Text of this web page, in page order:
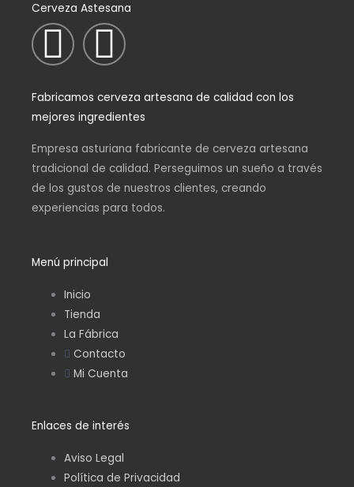
Cerveza Astesana
I
n
s
t
a
r
a
m
F
a
c
e
b
o
k
Fabricamos cerveza artesana de calidad con los
mejores ingredientes
Empresa asturiana fabricante de cerveza artesana
tradicional de calidad. Perseguimos un sueño a través
de los gustos de nuestros clientes, creando
experiencias para todos.
Menú principal
Inicio
Tienda
La Fábrica
Contacto
Mi Cuenta
Enlaces de interés
Aviso Legal
Política de Privacidad